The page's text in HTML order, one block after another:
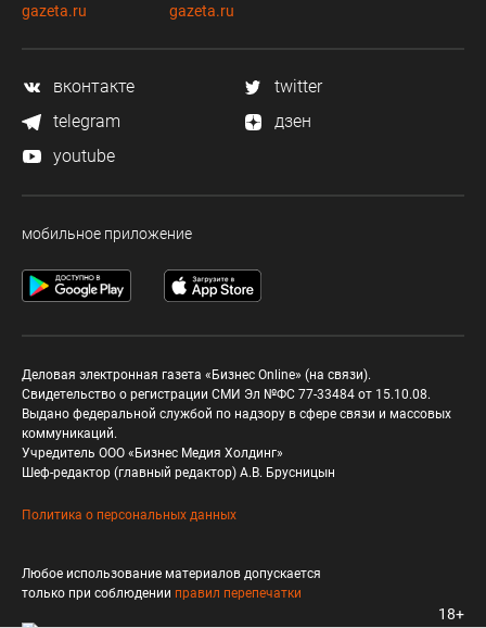
gazeta.ru
gazeta.ru
вконтакте
twitter
telegram
дзен
youtube
мобильное приложение
Деловая электронная газета «Бизнес Online» (на связи).
Свидетельство о регистрации СМИ Эл №ФС 77-33484 от 15.10.08.
Выдано федеральной службой по надзору в сфере связи и массовых
коммуникаций.
Учредитель ООО «Бизнес Медия Холдинг»
Шеф-редактор (главный редактор) А.В. Брусницын
Политика о персональных данных
Любое использование материалов допускается
только при соблюдении правил перепечатки
18+